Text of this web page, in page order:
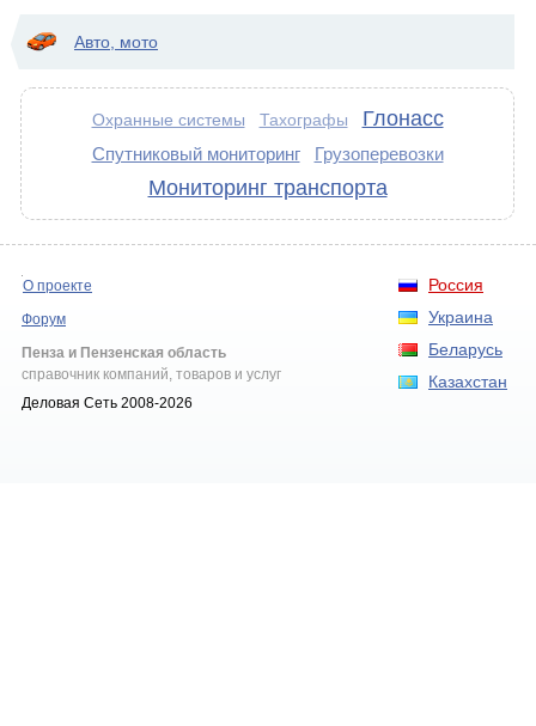
Авто, мото
Охранные системы Тахографы Глонасс
Спутниковый мониторинг Грузоперевозки
Мониторинг транспорта
Россия
Украина
Беларусь
Казахстан
О проекте
Форум
Пенза и Пензенская область
справочник компаний, товаров и услуг
Деловая Сеть 2008-2026